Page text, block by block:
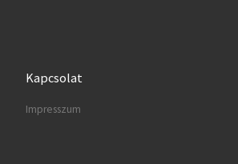
Kapcsolat
Impresszum